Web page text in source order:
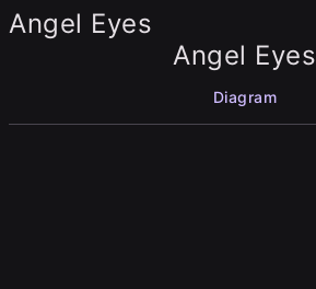
Angel Eyes
Angel Eyes
Diagram